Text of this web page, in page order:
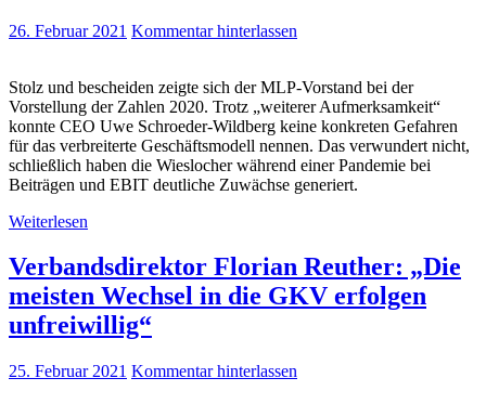
26. Februar 2021 Kommentar hinterlassen
Stolz und bescheiden zeigte sich der MLP-Vorstand bei der
Vorstellung der Zahlen 2020. Trotz „weiterer Aufmerksamkeit“
konnte CEO Uwe Schroeder-Wildberg keine konkreten Gefahren
für das verbreiterte Geschäftsmodell nennen. Das verwundert nicht,
schließlich haben die Wieslocher während einer Pandemie bei
Beiträgen und EBIT deutliche Zuwächse generiert.
Weiterlesen
Verbandsdirektor Florian Reuther: „Die
meisten Wechsel in die GKV erfolgen
unfreiwillig“
25. Februar 2021 Kommentar hinterlassen